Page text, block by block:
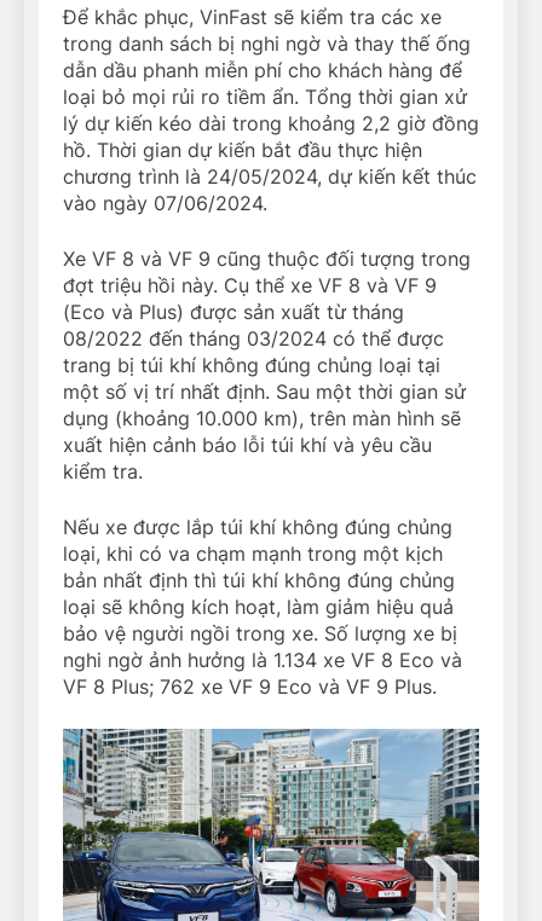
Để khắc phục, VinFast sẽ kiểm tra các xe
trong danh sách bị nghi ngờ và thay thế ống
dẫn dầu phanh miễn phí cho khách hàng để
loại bỏ mọi rủi ro tiềm ẩn. Tổng thời gian xử
lý dự kiến kéo dài trong khoảng 2,2 giờ đồng
hồ. Thời gian dự kiến bắt đầu thực hiện
chương trình là 24/05/2024, dự kiến kết thúc
vào ngày 07/06/2024.
Xe VF 8 và VF 9 cũng thuộc đối tượng trong
đợt triệu hồi này. Cụ thể xe VF 8 và VF 9
(Eco và Plus) được sản xuất từ tháng
08/2022 đến tháng 03/2024 có thể được
trang bị túi khí không đúng chủng loại tại
một số vị trí nhất định. Sau một thời gian sử
dụng (khoảng 10.000 km), trên màn hình sẽ
xuất hiện cảnh báo lỗi túi khí và yêu cầu
kiểm tra.
Nếu xe được lắp túi khí không đúng chủng
loại, khi có va chạm mạnh trong một kịch
bản nhất định thì túi khí không đúng chủng
loại sẽ không kích hoạt, làm giảm hiệu quả
bảo vệ người ngồi trong xe. Số lượng xe bị
nghi ngờ ảnh hưởng là 1.134 xe VF 8 Eco và
VF 8 Plus; 762 xe VF 9 Eco và VF 9 Plus.